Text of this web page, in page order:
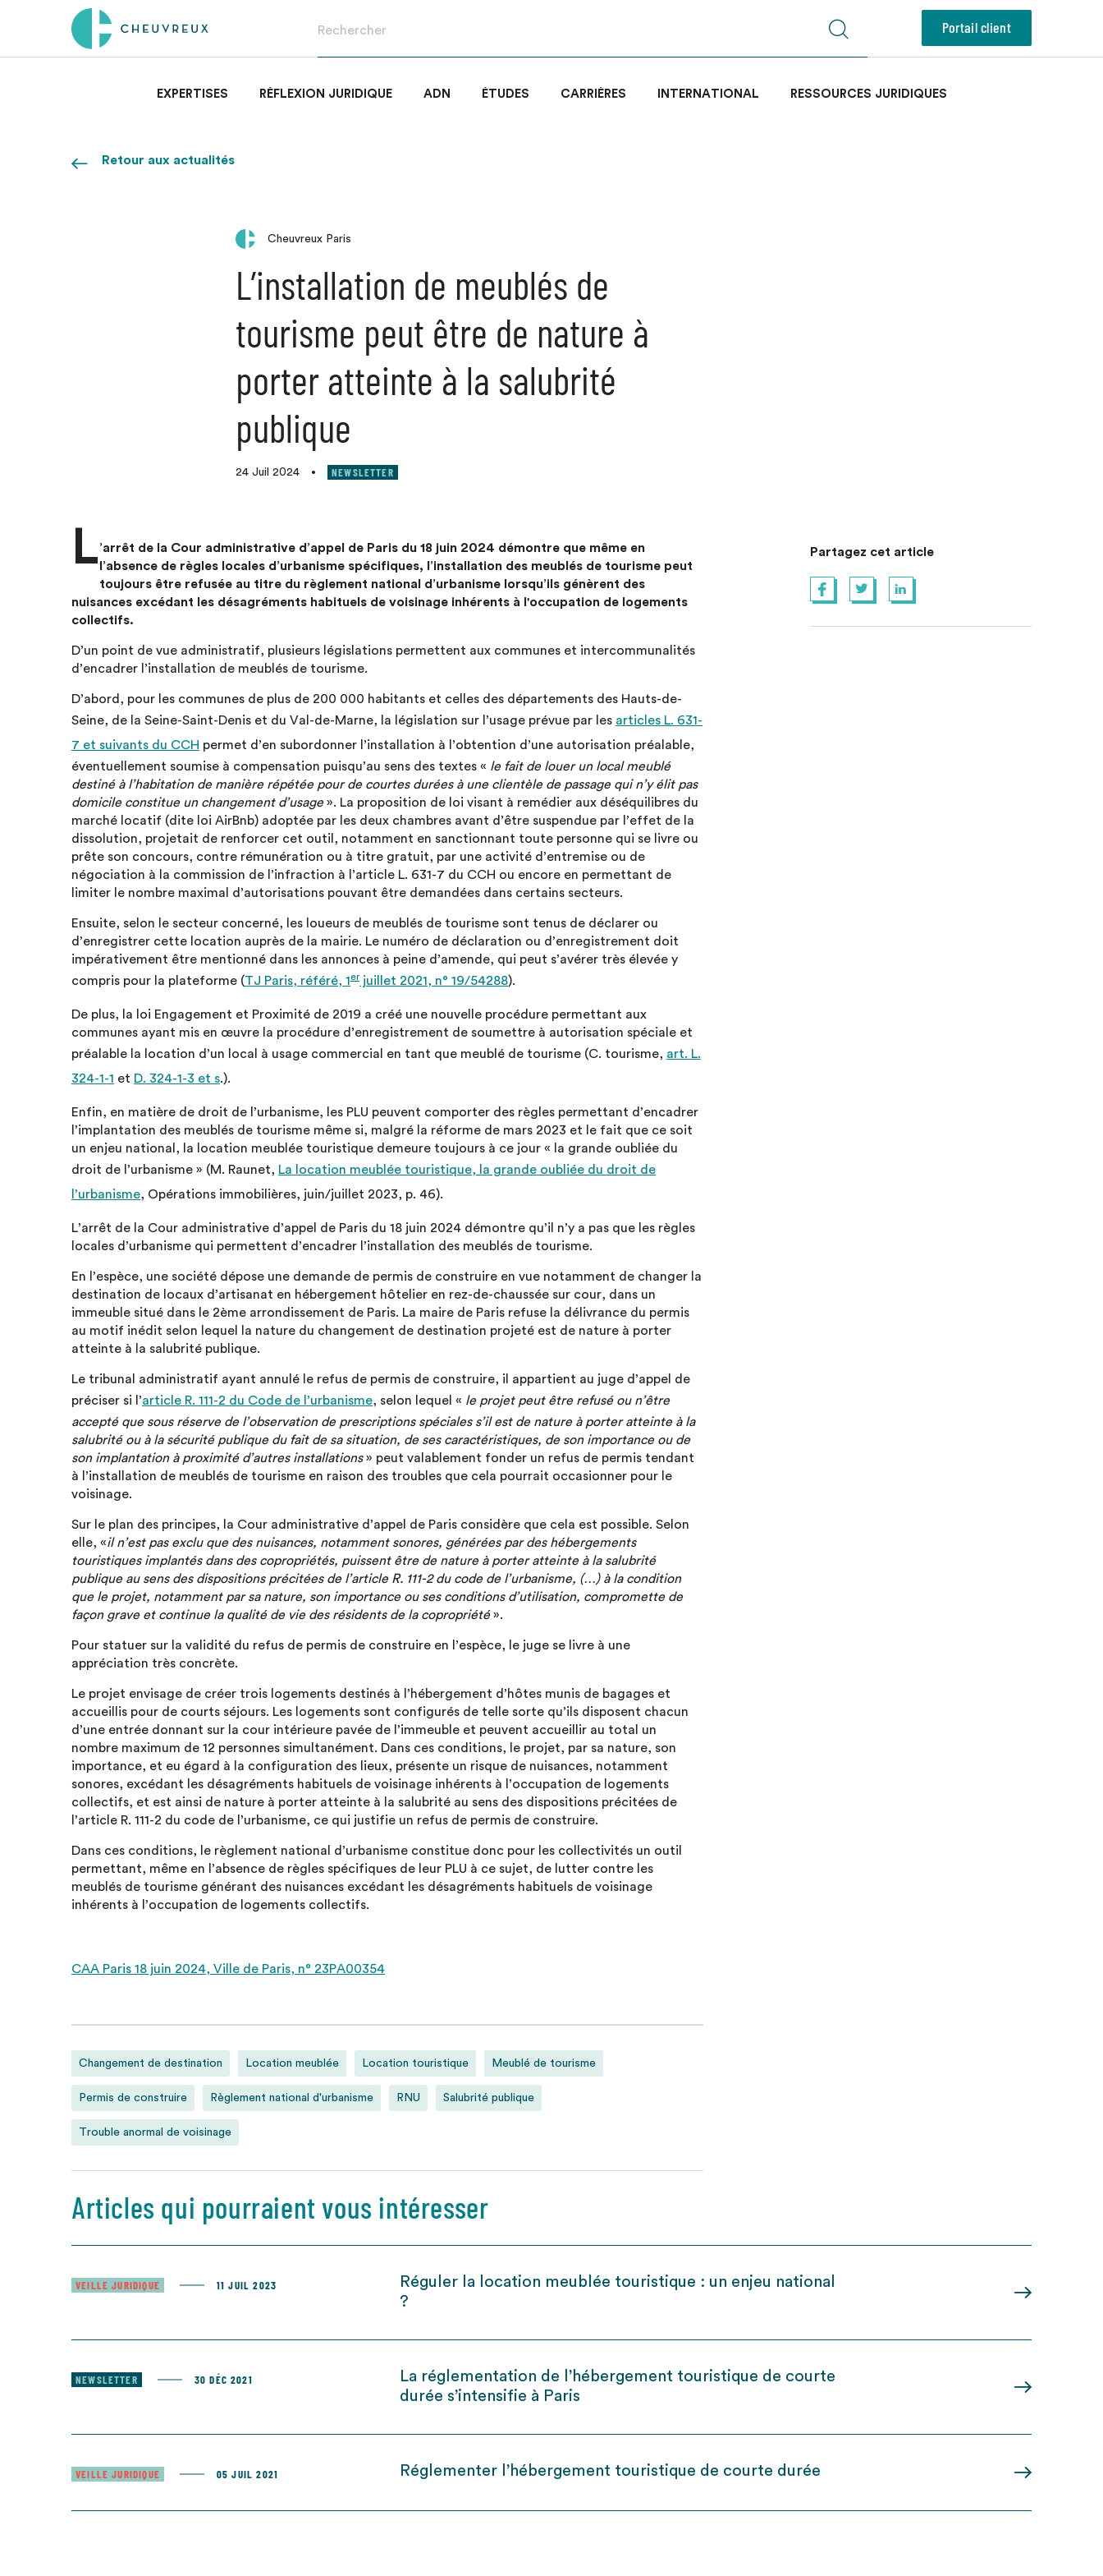
Portail client
EXPERTISES RÉFLEXION JURIDIQUE ADN ÉTUDES CARRIÈRES INTERNATIONAL RESSOURCES JURIDIQUES
Retour aux actualités
Cheuvreux Paris
L’installation de meublés de
tourisme peut être de nature à
porter atteinte à la salubrité
publique
24 Juil 2024 • NEWSLETTER
L’arrêt de la Cour administrative d’appel de Paris du 18 juin 2024 démontre que même en
l’absence de règles locales d’urbanisme spécifiques, l’installation des meublés de tourisme peut
toujours être refusée au titre du règlement national d’urbanisme lorsqu’ils génèrent des
nuisances excédant les désagréments habituels de voisinage inhérents à l'occupation de logements
collectifs.
D’un point de vue administratif, plusieurs législations permettent aux communes et intercommunalités
d’encadrer l’installation de meublés de tourisme.
D’abord, pour les communes de plus de 200 000 habitants et celles des départements des Hauts-de-
Seine, de la Seine-Saint-Denis et du Val-de-Marne, la législation sur l’usage prévue par les articles L. 631-
7 et suivants du CCH permet d’en subordonner l’installation à l’obtention d’une autorisation préalable,
éventuellement soumise à compensation puisqu’au sens des textes « le fait de louer un local meublé
destiné à l’habitation de manière répétée pour de courtes durées à une clientèle de passage qui n’y élit pas
domicile constitue un changement d’usage». La proposition de loi visant à remédier aux déséquilibres du
marché locatif (dite loi AirBnb) adoptée par les deux chambres avant d’être suspendue par l’effet de la
dissolution, projetait de renforcer cet outil, notamment en sanctionnant toute personne qui se livre ou
prête son concours, contre rémunération ou à titre gratuit, par une activité d’entremise ou de
négociation à la commission de l’infraction à l’article L. 631-7 du CCH ou encore en permettant de
limiter le nombre maximal d’autorisations pouvant être demandées dans certains secteurs.
Ensuite, selon le secteur concerné, les loueurs de meublés de tourisme sont tenus de déclarer ou
d’enregistrer cette location auprès de la mairie. Le numéro de déclaration ou d’enregistrement doit
impérativement être mentionné dans les annonces à peine d’amende, qui peut s’avérer très élevée y
compris pour la plateforme (TJ Paris, référé, 1er juillet 2021, n° 19/54288).
De plus, la loi Engagement et Proximité de 2019 a créé une nouvelle procédure permettant aux
communes ayant mis en œuvre la procédure d’enregistrement de soumettre à autorisation spéciale et
préalable la location d’un local à usage commercial en tant que meublé de tourisme (C. tourisme, art. L.
324-1-1 et D. 324-1-3 et s.).
Enfin, en matière de droit de l’urbanisme, les PLU peuvent comporter des règles permettant d’encadrer
l’implantation des meublés de tourisme même si, malgré la réforme de mars 2023 et le fait que ce soit
un enjeu national, la location meublée touristique demeure toujours à ce jour « la grande oubliée du
droit de l’urbanisme » (M. Raunet, La location meublée touristique, la grande oubliée du droit de
l’urbanisme, Opérations immobilières, juin/juillet 2023, p. 46).
L’arrêt de la Cour administrative d’appel de Paris du 18 juin 2024 démontre qu’il n’y a pas que les règles
locales d’urbanisme qui permettent d’encadrer l’installation des meublés de tourisme.
En l’espèce, une société dépose une demande de permis de construire en vue notamment de changer la
destination de locaux d’artisanat en hébergement hôtelier en rez-de-chaussée sur cour, dans un
immeuble situé dans le 2ème arrondissement de Paris. La maire de Paris refuse la délivrance du permis
au motif inédit selon lequel la nature du changement de destination projeté est de nature à porter
atteinte à la salubrité publique.
Le tribunal administratif ayant annulé le refus de permis de construire, il appartient au juge d’appel de
préciser si l’article R. 111-2 du Code de l’urbanisme, selon lequel « le projet peut être refusé ou n’être
accepté que sous réserve de l’observation de prescriptions spéciales s’il est de nature à porter atteinte à la
salubrité ou à la sécurité publique du fait de sa situation, de ses caractéristiques, de son importance ou de
son implantation à proximité d’autres installations» peut valablement fonder un refus de permis tendant
à l’installation de meublés de tourisme en raison des troubles que cela pourrait occasionner pour le
voisinage.
Sur le plan des principes, la Cour administrative d’appel de Paris considère que cela est possible. Selon
elle, «il n’est pas exclu que des nuisances, notamment sonores, générées par des hébergements
touristiques implantés dans des copropriétés, puissent être de nature à porter atteinte à la salubrité
publique au sens des dispositions précitées de l’article R. 111-2 du code de l’urbanisme, (…) à la condition
que le projet, notamment par sa nature, son importance ou ses conditions d’utilisation, compromette de
façon grave et continue la qualité de vie des résidents de la copropriété».
Pour statuer sur la validité du refus de permis de construire en l’espèce, le juge se livre à une
appréciation très concrète.
Le projet envisage de créer trois logements destinés à l’hébergement d’hôtes munis de bagages et
accueillis pour de courts séjours. Les logements sont configurés de telle sorte qu’ils disposent chacun
d’une entrée donnant sur la cour intérieure pavée de l’immeuble et peuvent accueillir au total un
nombre maximum de 12 personnes simultanément. Dans ces conditions, le projet, par sa nature, son
importance, et eu égard à la configuration des lieux, présente un risque de nuisances, notamment
sonores, excédant les désagréments habituels de voisinage inhérents à l’occupation de logements
collectifs, et est ainsi de nature à porter atteinte à la salubrité au sens des dispositions précitées de
l’article R. 111-2 du code de l’urbanisme, ce qui justifie un refus de permis de construire.
Dans ces conditions, le règlement national d’urbanisme constitue donc pour les collectivités un outil
permettant, même en l’absence de règles spécifiques de leur PLU à ce sujet, de lutter contre les
meublés de tourisme générant des nuisances excédant les désagréments habituels de voisinage
inhérents à l’occupation de logements collectifs.
CAA Paris 18 juin 2024, Ville de Paris, n° 23PA00354
Changement de destination Location meublée Location touristique Meublé de tourisme
Permis de construire Règlement national d'urbanisme RNU Salubrité publique
Trouble anormal de voisinage
Partagez cet article
Articles qui pourraient vous intéresser
VEILLE JURIDIQUE 11 JUIL 2023
Réguler la location meublée touristique : un enjeu national
?
NEWSLETTER 30 DÉC 2021
La réglementation de l’hébergement touristique de courte
durée s’intensifie à Paris
VEILLE JURIDIQUE 05 JUIL 2021 Réglementer l’hébergement touristique de courte durée